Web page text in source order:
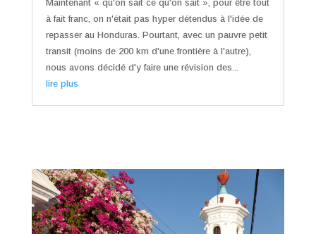
Maintenant « qu'on sait ce qu'on sait », pour être tout
à fait franc, on n'était pas hyper détendus à l'idée de
repasser au Honduras. Pourtant, avec un pauvre petit
transit (moins de 200 km d'une frontière à l'autre),
nous avons décidé d'y faire une révision des...
lire plus